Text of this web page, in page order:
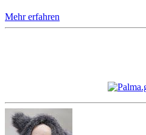
Mehr erfahren